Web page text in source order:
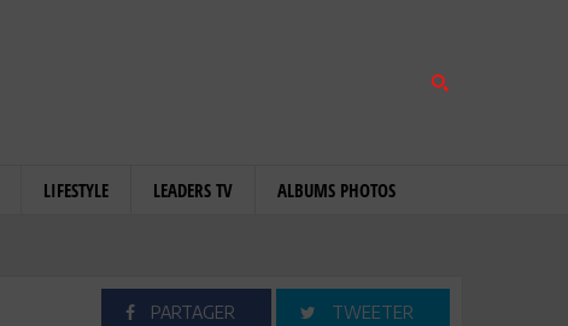
LIFESTYLE LEADERS TV ALBUMS PHOTOS
PARTAGER TWEETER